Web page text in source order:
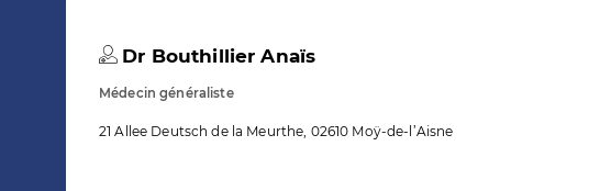
Dr Bouthillier Anaïs
Médecin généraliste
21 Allee Deutsch de la Meurthe, 02610 Moÿ-de-l’Aisne